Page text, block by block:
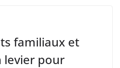
familiaux et
levier pour